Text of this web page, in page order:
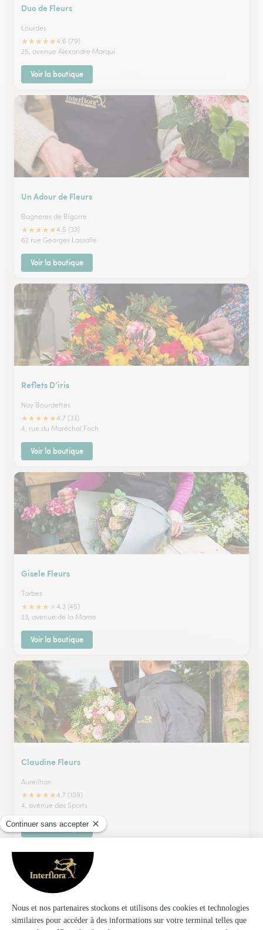
Duo de Fleurs
Lourdes
★★★★★4.6 (79)
25, avenue Alexandre Marqui
Voir la boutique
Un Adour de Fleurs
Bagneres de Bigorre
★★★★★4.5 (33)
62 rue Georges Lassalle
Voir la boutique
Reflets D’iris
Nay Bourdettes
★★★★★4.7 (33)
4, rue du Maréchal Foch
Voir la boutique
Gisele Fleurs
Tarbes
★★★★
4.3 (45)
23, avenue de la Marne
Voir la boutique
Claudine Fleurs
Aureilhan
★★★★★4.7 (109)
4, avenue des Sports
Voir la boutique